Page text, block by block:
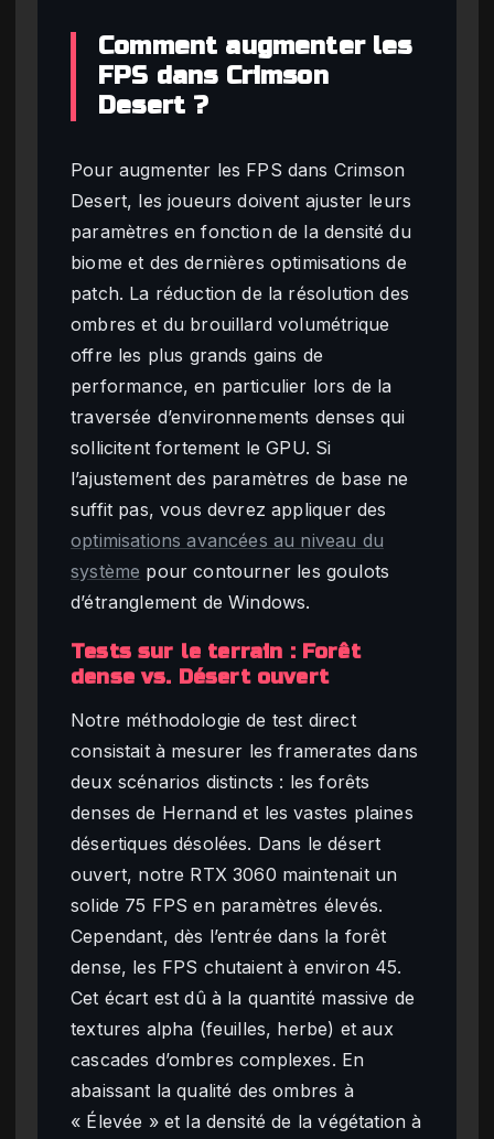
Comment augmenter les
FPS dans Crimson
Desert ?
Pour augmenter les FPS dans Crimson
Desert, les joueurs doivent ajuster leurs
paramètres en fonction de la densité du
biome et des dernières optimisations de
patch. La réduction de la résolution des
ombres et du brouillard volumétrique
offre les plus grands gains de
performance, en particulier lors de la
traversée d’environnements denses qui
sollicitent fortement le GPU. Si
l’ajustement des paramètres de base ne
suffit pas, vous devrez appliquer des
optimisations avancées au niveau du
système pour contourner les goulots
d’étranglement de Windows.
Tests sur le terrain : Forêt
dense vs. Désert ouvert
Notre méthodologie de test direct
consistait à mesurer les framerates dans
deux scénarios distincts : les forêts
denses de Hernand et les vastes plaines
désertiques désolées. Dans le désert
ouvert, notre RTX 3060 maintenait un
solide 75 FPS en paramètres élevés.
Cependant, dès l’entrée dans la forêt
dense, les FPS chutaient à environ 45.
Cet écart est dû à la quantité massive de
textures alpha (feuilles, herbe) et aux
cascades d’ombres complexes. En
abaissant la qualité des ombres à
« Élevée » et la densité de la végétation à